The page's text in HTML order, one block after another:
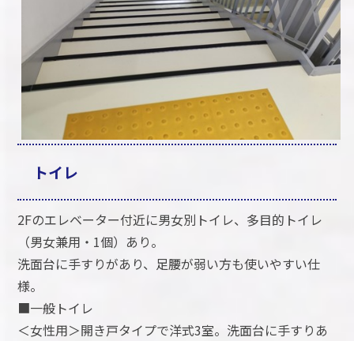
トイレ
2Fのエレベーター付近に男女別トイレ、多目的トイレ
（男女兼用・1個）あり。
洗面台に手すりがあり、足腰が弱い方も使いやすい仕
様。
■一般トイレ
＜女性用＞開き戸タイプで洋式3室。洗面台に手すりあ